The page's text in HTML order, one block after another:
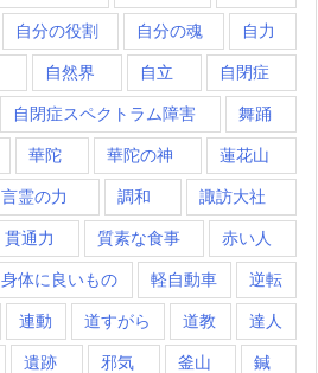
自分の役割 自分の魂 自力
自然界 自立 自閉症
自閉症スペクトラム障害 舞踊
華陀 華陀の神 蓮花山
言霊の力 調和 諏訪大社
貫通力 質素な食事 赤い人
身体に良いもの 軽自動車 逆転
連動 道すがら 道教 達人
遺跡 邪気 釜山 鍼